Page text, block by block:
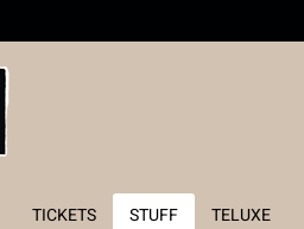
TICKETS STUFF TELUXE